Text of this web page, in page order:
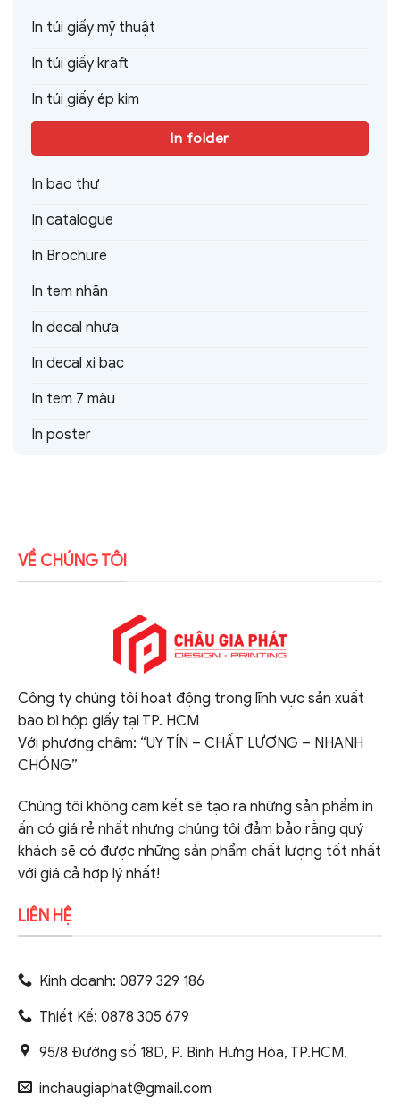
In túi giấy mỹ thuật
In túi giấy kraft
In túi giấy ép kim
In folder
In bao thư
In catalogue
In Brochure
In tem nhãn
In decal nhựa
In decal xi bạc
In tem 7 màu
In poster
VỀ CHÚNG TÔI
Công ty chúng tôi hoạt động trong lĩnh vực sản xuất
bao bì hộp giấy tại TP. HCM
Với phương châm: “UY TÍN – CHẤT LƯỢNG – NHANH
CHÓNG”
Chúng tôi không cam kết sẽ tạo ra những sản phẩm in
ấn có giá rẻ nhất nhưng chúng tôi đảm bảo rằng quý
khách sẽ có được những sản phẩm chất lượng tốt nhất
với giá cả hợp lý nhất!
LIÊN HỆ
Kinh doanh: 0879 329 186
Thiết Kế: 0878 305 679
95/8 Đường số 18D, P. Bình Hưng Hòa, TP.HCM.
inchaugiaphat@gmail.com